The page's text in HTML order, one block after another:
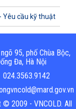
Yêu cầu kỹ thuật
95, phố Chùa Bộc,
Đa, Hà Nội
024.3563.9142
© 2009 - VNCOLD. All